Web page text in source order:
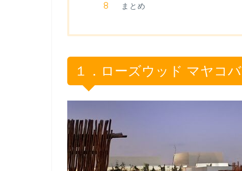
まとめ
１．ローズウッド マヤコバ